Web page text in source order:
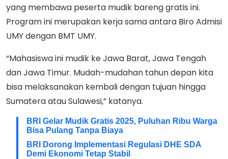
yang membawa peserta mudik bareng gratis ini.
Program ini merupakan kerja sama antara Biro Admisi
UMY dengan BMT UMY.
“Mahasiswa ini mudik ke Jawa Barat, Jawa Tengah
dan Jawa Timur. Mudah-mudahan tahun depan kita
bisa melaksanakan kembali dengan tujuan hingga
Sumatera atau Sulawesi,” katanya.
BRI Gelar Mudik Gratis 2025, Puluhan Ribu Warga
Bisa Pulang Tanpa Biaya
BRI Dorong Implementasi Regulasi DHE SDA
Demi Ekonomi Tetap Stabil